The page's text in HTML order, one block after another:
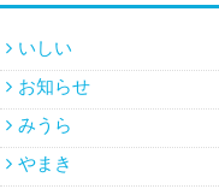
いしい
お知らせ
みうら
やまき